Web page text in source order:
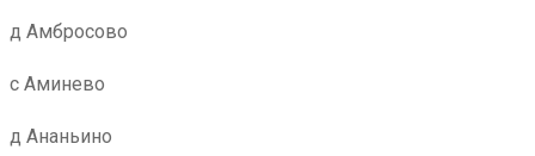
д Амбросово
с Аминево
д Ананьино